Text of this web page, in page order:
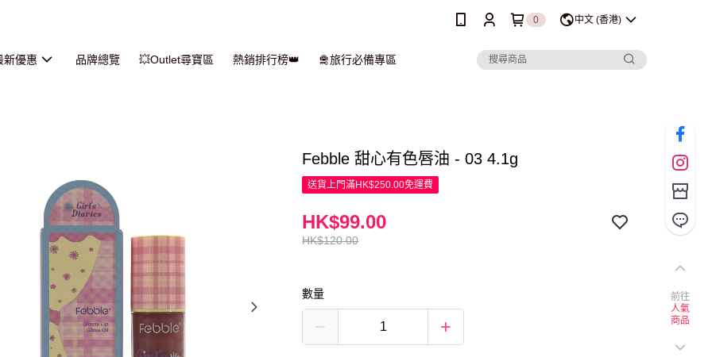
0 中文 (香港)
新優惠 品牌總覽 💥Outlet尋寶區 熱銷排行榜👑 🛅旅行必備專區
Febble 甜心有色唇油 - 03 4.1g
送貨上門滿HK$250.00免運費
HK$120.00
HK$99.00
數量
前往
人氣
商品